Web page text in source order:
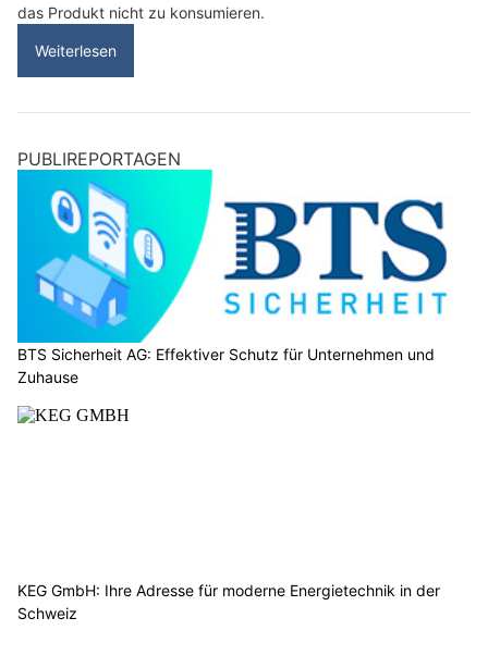
das Produkt nicht zu konsumieren.
Weiterlesen
PUBLIREPORTAGEN
BTS Sicherheit AG: Effektiver Schutz für Unternehmen und
Zuhause
KEG GmbH: Ihre Adresse für moderne Energietechnik in der
Schweiz